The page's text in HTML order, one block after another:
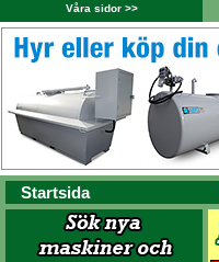
Våra sidor >>
Startsida